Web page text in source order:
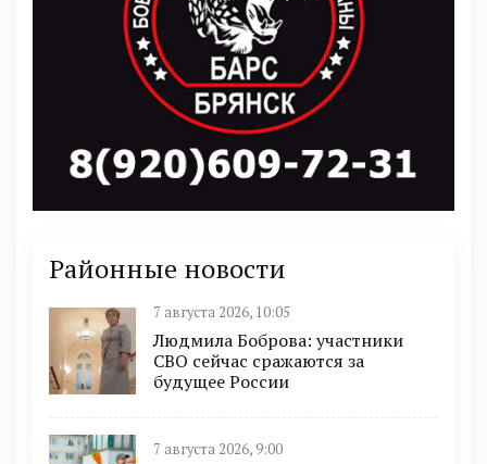
Районные новости
7 августа 2026, 10:05
Людмила Боброва: участники
СВО сейчас сражаются за
будущее России
7 августа 2026, 9:00